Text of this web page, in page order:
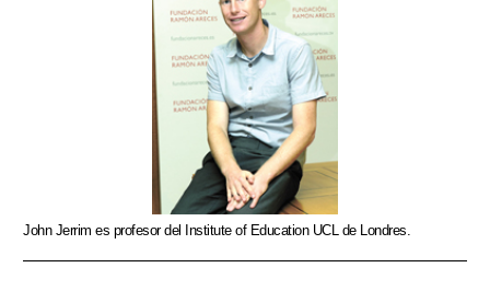
John Jerrim es profesor del Institute of Education UCL de Londres.